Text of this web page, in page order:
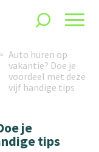
Auto huren op
vakantie? Doe je
voordeel met deze
vijf handige tips
je
tips